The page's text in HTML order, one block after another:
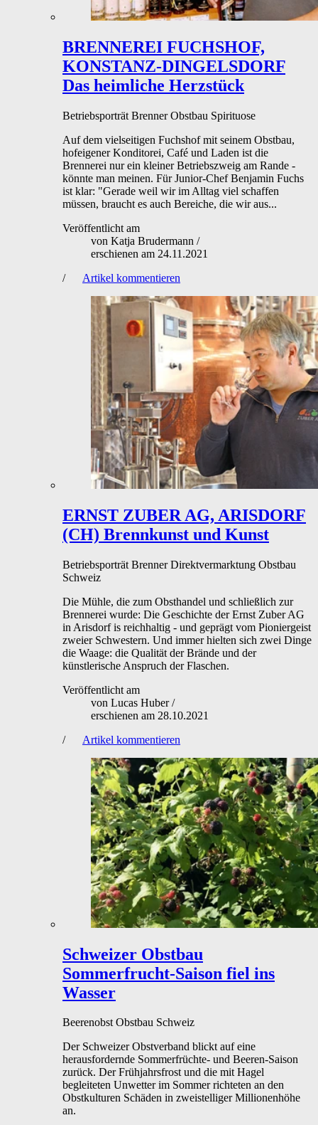
BRENNEREI FUCHSHOF,
KONSTANZ-DINGELSDORF
Das heimliche Herzstück
Betriebsporträt Brenner Obstbau Spirituose
Auf dem vielseitigen Fuchshof mit seinem Obstbau,
hofeigener Konditorei, Café und Laden ist die
Brennerei nur ein kleiner Betriebszweig am Rande -
könnte man meinen. Für Junior-Chef Benjamin Fuchs
ist klar: "Gerade weil wir im Alltag viel schaffen
müssen, braucht es auch Bereiche, die wir aus...
Veröffentlicht am
von Katja Brudermann /
erschienen am 24.11.2021
/
Artikel kommentieren
ERNST ZUBER AG, ARISDORF
(CH) Brennkunst und Kunst
Betriebsporträt Brenner Direktvermarktung Obstbau
Schweiz
Die Mühle, die zum Obsthandel und schließlich zur
Brennerei wurde: Die Geschichte der Ernst Zuber AG
in Arisdorf is reichhaltig - und geprägt vom Pioniergeist
zweier Schwestern. Und immer hielten sich zwei Dinge
die Waage: die Qualität der Brände und der
künstlerische Anspruch der Flaschen.
Veröffentlicht am
von Lucas Huber/
erschienen am 28.10.2021
/
Artikel kommentieren
Schweizer Obstbau
Sommerfrucht-Saison fiel ins
Wasser
Beerenobst Obstbau Schweiz
Der Schweizer Obstverband blickt auf eine
herausfordernde Sommerfrüchte- und Beeren-Saison
zurück. Der Frühjahrsfrost und die mit Hagel
begleiteten Unwetter im Sommer richteten an den
Obstkulturen Schäden in zweistelliger Millionenhöhe
an.